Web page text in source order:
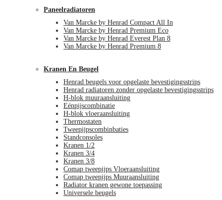
Paneelradiatoren
Van Marcke by Henrad Compact All In
Van Marcke by Henrad Premium Eco
Van Marcke by Henrad Everest Plan 8
Van Marcke by Henrad Premium 8
Kranen En Beugel
Henrad beugels voor opgelaste bevestigingsstrips
Henrad radiatoren zonder opgelaste bevestigingsstrips
H-blok muuraansluiting
Eénpijscombinatie
H-blok vloeraansluiting
Thermostaten
Tweepijpscombinbaties
Standconsoles
Kranen 1/2
Kranen 3/4
Kranen 3/8
Comap tweepijps Vloeraansluiting
Comap tweepijps Muuraansluiting
Radiator kranen gewone toepassing
Universele beugels